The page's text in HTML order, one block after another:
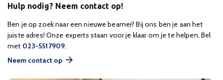
Hulp nodig? Neem contact op!
Ben je op zoek naar een nieuwe beamer? Bij ons ben je aan het
juiste adres! Onze experts staan voor je klaar om je te helpen. Bel
met 023-5517909.
Neem contact op